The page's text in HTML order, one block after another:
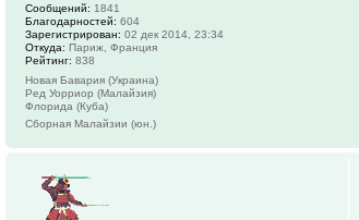
Сообщений: 1841
Благодарностей: 604
Зарегистрирован: 02 дек 2014, 23:34
Откуда: Париж, Франция
Рейтинг: 838
Новая Бавария (Украина)
Ред Уорриор (Малайзия)
Флорида (Куба)
Сборная Малайзии (юн.)